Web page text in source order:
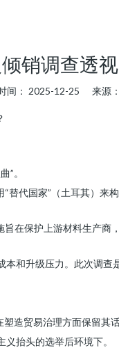
销调查透视
间： 2025-12-25 来源：
”。
代国家”（土耳其）来
在保护上游材料生产商，
和升级压力。此次调查
造贸易治理方面保留其话
抬头的选举后环境下。